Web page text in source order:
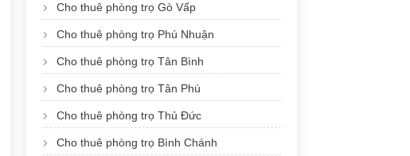
Cho thuê phòng trọ Gò Vấp
Cho thuê phòng trọ Phú Nhuận
Cho thuê phòng trọ Tân Bình
Cho thuê phòng trọ Tân Phú
Cho thuê phòng trọ Thủ Đức
Cho thuê phòng trọ Bình Chánh